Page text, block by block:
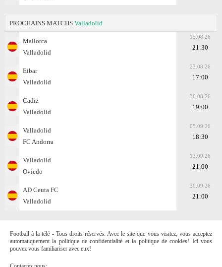
PROCHAINS MATCHS Valladolid
Mallorca
Valladolid
15.08.26
21:30
Eibar
Valladolid
23.08.26
17:00
Cadiz
Valladolid
30.08.26
19:00
Valladolid
FC Andorra
05.09.26
18:30
Valladolid
Oviedo
13.09.26
21:00
AD Ceuta FC
Valladolid
20.09.26
21:00
Football à la télé - Tous droits réservés. Avec le site que vous visitez, vous acceptez
automatiquement la politique de confidentialité et la politique de cookies! Ici vous
pouvez vous familiariser avec eux!